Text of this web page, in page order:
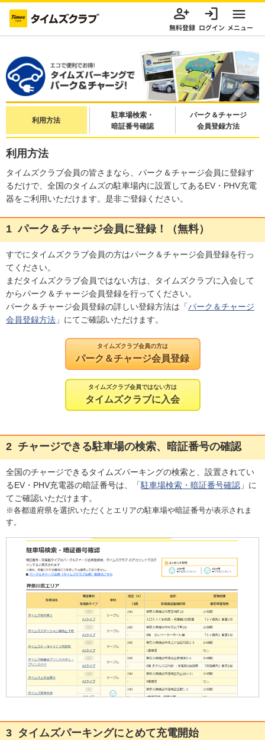
無料登録 ログイン メニュー
利用方法
駐車場検索・
暗証番号確認
パーク＆チャージ
会員登録方法
利用方法
タイムズクラブ会員の皆さまなら、パーク＆チャージ会員に登録す
るだけで、全国のタイムズの駐車場内に設置してあるEV・PHV充電
器をご利用いただけます。是非ご登録ください。
1 パーク＆チャージ会員に登録！（無料）
すでにタイムズクラブ会員の方はパーク＆チャージ会員登録を行っ
てください。
まだタイムズクラブ会員ではない方は、タイムズクラブに入会して
からパーク＆チャージ会員登録を行ってください。
パーク＆チャージ会員登録の詳しい登録方法は「パーク＆チャージ
会員登録方法 」にてご確認いただけます。
タイムズクラブ会員の方は
パーク＆チャージ会員登録
タイムズクラブ会員ではない方は
タイムズクラブに入会
2 チャージできる駐車場の検索、暗証番号の確認
全国のチャージできるタイムズパーキングの検索と、設置されてい
るEV・PHV充電器の暗証番号は、「駐車場検索・暗証番号確認 」に
てご確認いただけます。
※各都道府県を選択いただくとエリアの駐車場や暗証番号が表示されま
す。
3 タイムズパーキングにとめて充電開始